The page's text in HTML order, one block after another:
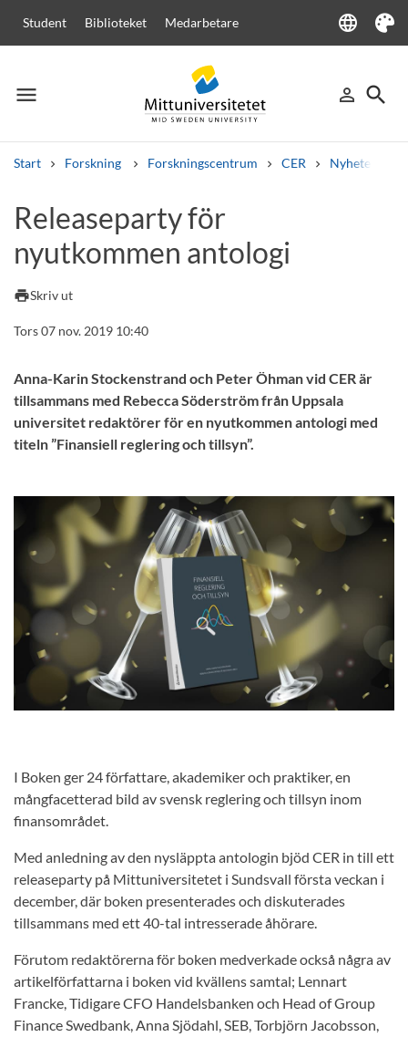
Student Biblioteket Medarbetare language
Language
Tema
menu
Meny person_outline
Logga in
search
Sök
Start Forskning Forskningscentrum CER Nyheter från
Andra söktjänster
Kurser och programKursplaner Välkomstbrev
Lediga jobb
Releaseparty för
nyutkommen antologi
printSkriv ut
Tors 07 nov. 2019 10:40
Anna-Karin Stockenstrand och Peter Öhman vid CER är
tillsammans med Rebecca Söderström från Uppsala
universitet redaktörer för en nyutkommen antologi med
titeln ”Finansiell reglering och tillsyn”.
I Boken ger 24 författare, akademiker och praktiker, en
mångfacetterad bild av svensk reglering och tillsyn inom
finansområdet.
Med anledning av den nysläppta antologin bjöd CER in till ett
releaseparty på Mittuniversitetet i Sundsvall första veckan i
december, där boken presenterades och diskuterades
tillsammans med ett 40-tal intresserade åhörare.
Förutom redaktörerna för boken medverkade också några av
artikelförfattarna i boken vid kvällens samtal; Lennart
Francke, Tidigare CFO Handelsbanken och Head of Group
Finance Swedbank, Anna Sjödahl, SEB, Torbjörn Jacobsson,